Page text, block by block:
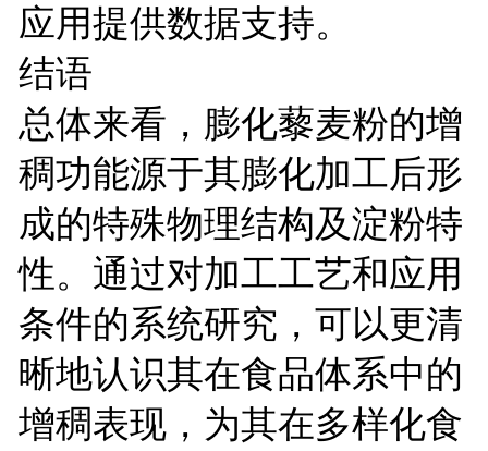
应用提供数据支持。
结语
总体来看，膨化藜麦粉的增
稠功能源于其膨化加工后形
成的特殊物理结构及淀粉特
性。通过对加工工艺和应用
条件的系统研究，可以更清
晰地认识其在食品体系中的
增稠表现，为其在多样化食